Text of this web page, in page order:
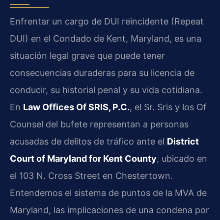
Enfrentar un cargo de DUI reincidente (Repeat
DUI) en el Condado de Kent, Maryland, es una
situación legal grave que puede tener
consecuencias duraderas para su licencia de
conducir, su historial penal y su vida cotidiana.
En Law Offices Of SRIS, P.C., el Sr. Sris y los Of
Counsel del bufete representan a personas
acusadas de delitos de tráfico ante el District
Court of Maryland for Kent County, ubicado en
el 103 N. Cross Street en Chestertown.
Entendemos el sistema de puntos de la MVA de
Maryland, las implicaciones de una condena por